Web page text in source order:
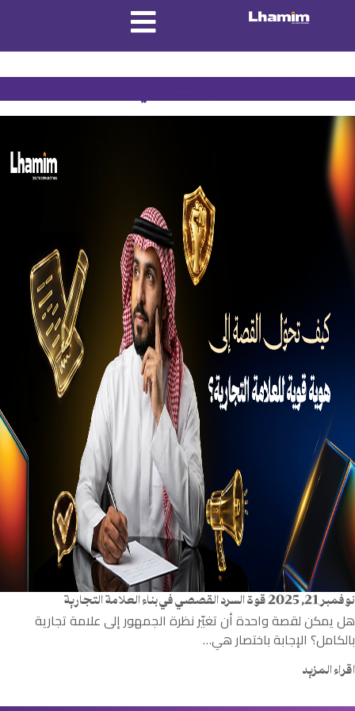
نوفمبر 21, 2025 قوة السرد القصصي في بناء العلامة التجارية
هل يمكن لقصة واحدة أن تغيّر نظرة الجمهور إلى علامة تجارية
بالكامل؟ الإجابة باختصار هي…
اقراء المزيد